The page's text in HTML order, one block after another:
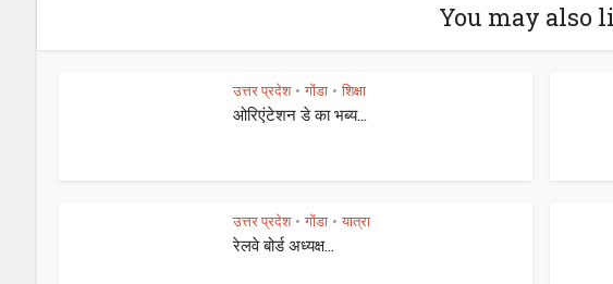
You may also
उत्तर प्रदेश • गोंडा • शिक्षा
ओरिएंटेशन डे का भब्य...
उत्तर प्रदेश • गोंडा • यात्रा
रेलवे बोर्ड अध्यक्ष...